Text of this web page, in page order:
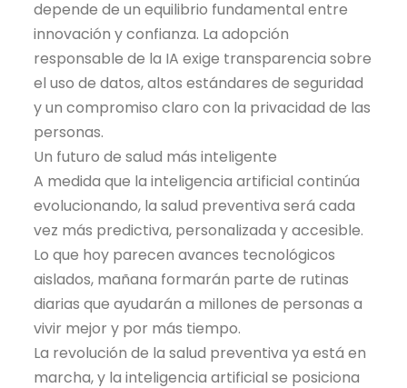
depende de un equilibrio fundamental entre
innovación y confianza. La adopción
responsable de la IA exige transparencia sobre
el uso de datos, altos estándares de seguridad
y un compromiso claro con la privacidad de las
personas.
Un futuro de salud más inteligente
A medida que la inteligencia artificial continúa
evolucionando, la salud preventiva será cada
vez más predictiva, personalizada y accesible.
Lo que hoy parecen avances tecnológicos
aislados, mañana formarán parte de rutinas
diarias que ayudarán a millones de personas a
vivir mejor y por más tiempo.
La revolución de la salud preventiva ya está en
marcha, y la inteligencia artificial se posiciona